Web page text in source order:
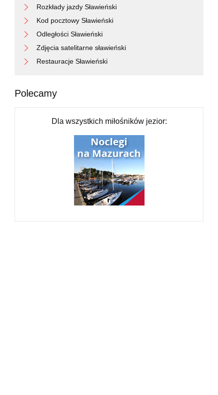
Rozkłady jazdy Sławieński
Kod pocztowy Sławieński
Odległości Sławieński
Zdjęcia satelitarne sławieński
Restauracje Sławieński
Polecamy
Dla wszystkich miłośników jezior: